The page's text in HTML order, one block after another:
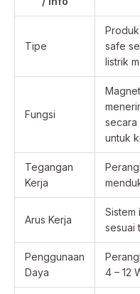
Tipe
safe
listrik
Fungsi
secara
untuk
Tegangan
Kerja
Arus Kerja
Sistem
sesuai
Penggunaan
Daya
4 – 12